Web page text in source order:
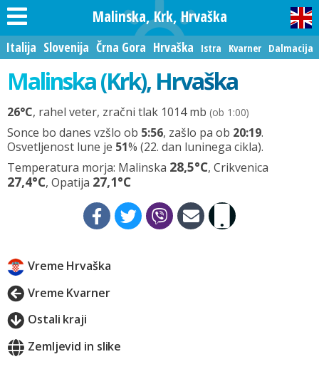
Malinska, Krk, Hrvaška
Italija Slovenija Črna Gora Hrvaška Istra Kvarner Dalmacija
Malinska (Krk), Hrvaška
26°C, rahel veter, zračni tlak 1014 mb (ob 1:00)
Sonce bo danes vzšlo ob 5:56, zašlo pa ob 20:19.
Osvetljenost lune je 51% (22. dan luninega cikla).
Temperatura morja: Malinska 28,5°C, Crikvenica
27,4°C, Opatija 27,1°C
Vreme Hrvaška
Vreme Kvarner
Ostali kraji
Zemljevid in slike